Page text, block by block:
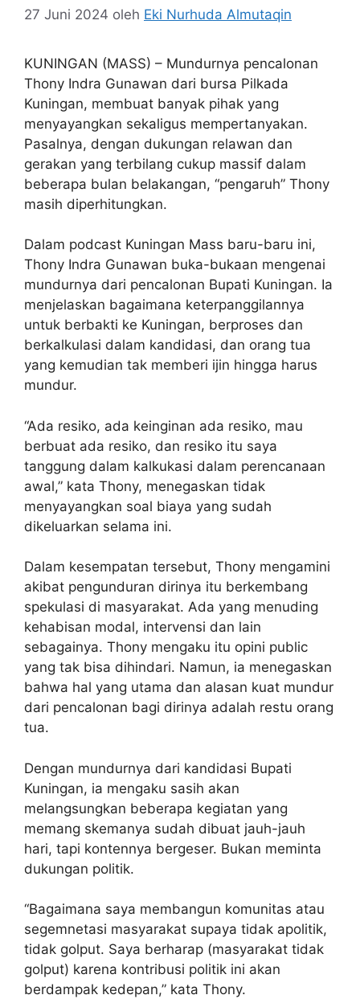
27 Juni 2024 oleh Eki Nurhuda Almutaqin
KUNINGAN (MASS) – Mundurnya pencalonan
Thony Indra Gunawan dari bursa Pilkada
Kuningan, membuat banyak pihak yang
menyayangkan sekaligus mempertanyakan.
Pasalnya, dengan dukungan relawan dan
gerakan yang terbilang cukup massif dalam
beberapa bulan belakangan, “pengaruh” Thony
masih diperhitungkan.
Dalam podcast Kuningan Mass baru-baru ini,
Thony Indra Gunawan buka-bukaan mengenai
mundurnya dari pencalonan Bupati Kuningan. Ia
menjelaskan bagaimana keterpanggilannya
untuk berbakti ke Kuningan, berproses dan
berkalkulasi dalam kandidasi, dan orang tua
yang kemudian tak memberi ijin hingga harus
mundur.
“Ada resiko, ada keinginan ada resiko, mau
berbuat ada resiko, dan resiko itu saya
tanggung dalam kalkukasi dalam perencanaan
awal,” kata Thony, menegaskan tidak
menyayangkan soal biaya yang sudah
dikeluarkan selama ini.
Dalam kesempatan tersebut, Thony mengamini
akibat pengunduran dirinya itu berkembang
spekulasi di masyarakat. Ada yang menuding
kehabisan modal, intervensi dan lain
sebagainya. Thony mengaku itu opini public
yang tak bisa dihindari. Namun, ia menegaskan
bahwa hal yang utama dan alasan kuat mundur
dari pencalonan bagi dirinya adalah restu orang
tua.
Dengan mundurnya dari kandidasi Bupati
Kuningan, ia mengaku sasih akan
melangsungkan beberapa kegiatan yang
memang skemanya sudah dibuat jauh-jauh
hari, tapi kontennya bergeser. Bukan meminta
dukungan politik.
“Bagaimana saya membangun komunitas atau
segemnetasi masyarakat supaya tidak apolitik,
tidak golput. Saya berharap (masyarakat tidak
golput) karena kontribusi politik ini akan
berdampak kedepan,” kata Thony.